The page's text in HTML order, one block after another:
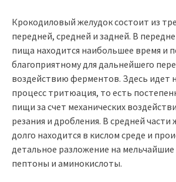
Крокодиловый желудок состоит из
передней, средней и задней. В
пища находится наибольшее время и
благоприятному для дальнейшего
воздействию ферментов. Здесь идет
процесс тритюация, то есть
пищи за счет механических
резания и дробления. В средней
долго находится в кислом среде и
детальное разложение на
пептоны и аминокислоты.